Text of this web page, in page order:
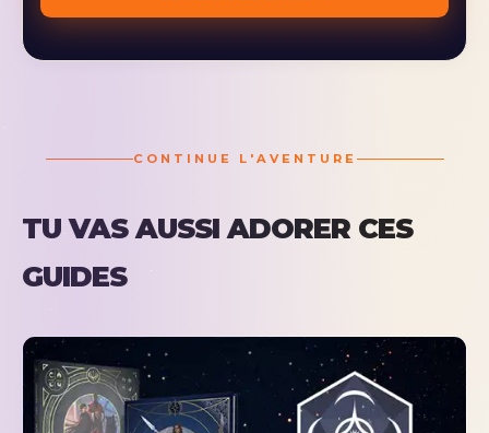
CONTINUE L'AVENTURE
TU VAS AUSSI ADORER CES
GUIDES